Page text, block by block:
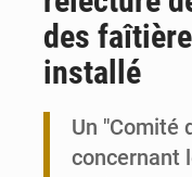
des
installé
Un "Comité
concernant